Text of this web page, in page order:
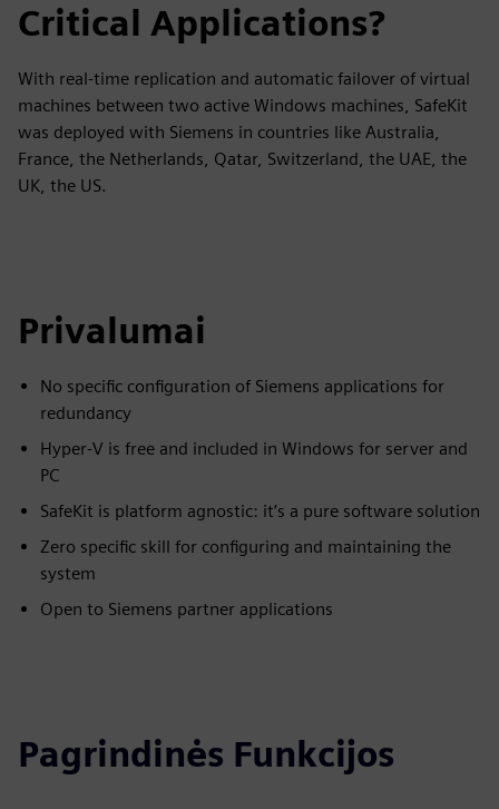
Critical Applications?
With real-time replication and automatic failover of virtual
machines between two active Windows machines, SafeKit
was deployed with Siemens in countries like Australia,
France, the Netherlands, Qatar, Switzerland, the UAE, the
UK, the US.
Privalumai
No specific configuration of Siemens applications for
redundancy
Hyper-V is free and included in Windows for server and
PC
SafeKit is platform agnostic: it’s a pure software solution
Zero specific skill for configuring and maintaining the
system
Open to Siemens partner applications
Pagrindinės Funkcijos